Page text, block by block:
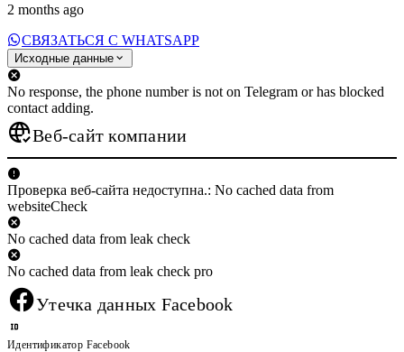
2 months ago
СВЯЗАТЬСЯ С WHATSAPP
Исходные данные
No response, the phone number is not on Telegram or has blocked
contact adding.
Веб-сайт компании
Проверка веб-сайта недоступна.: No cached data from
websiteCheck
No cached data from leak check
No cached data from leak check pro
Утечка данных Facebook
Идентификатор Facebook